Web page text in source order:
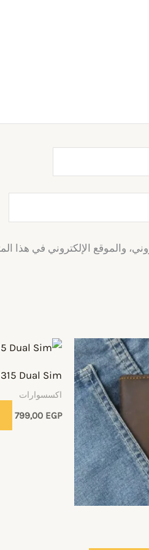
والموقع الإلكتروني في هذا
Dual Sim
اكسسوارات
799,00 EGP